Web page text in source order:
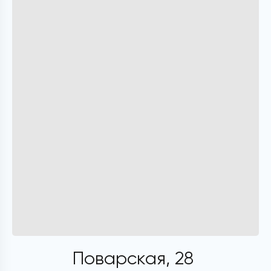
Поварская, 28